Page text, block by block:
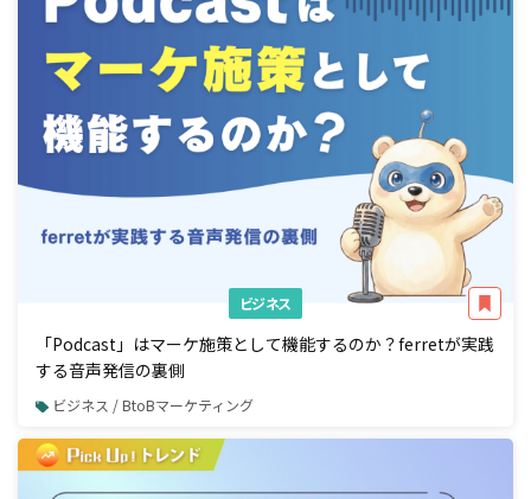
ビジネス
「Podcast」はマーケ施策として機能するのか？ferretが実践
する音声発信の裏側
ビジネス / BtoBマーケティング